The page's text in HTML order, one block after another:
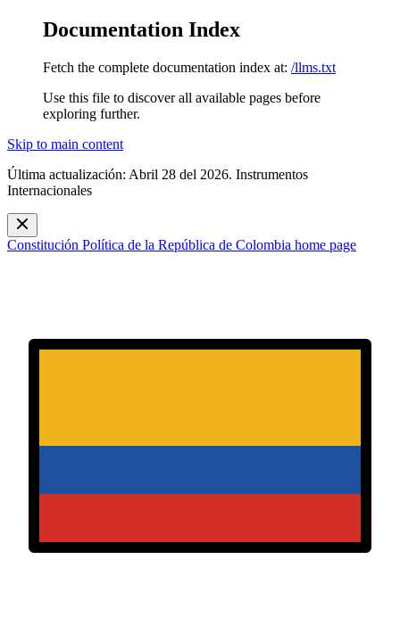
Documentation Index
Fetch the complete documentation index at: /llms.txt
Use this file to discover all available pages before
exploring further.
Skip to main content
Última actualización: Abril 28 del 2026. Instrumentos
Internacionales
Constitución Política de la República de Colombia home page